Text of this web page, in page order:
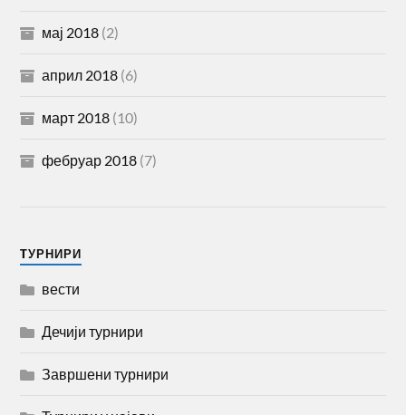
мај 2018 (2)
април 2018 (6)
март 2018 (10)
фебруар 2018 (7)
TУРНИРИ
вести
Дечији турнири
Завршени турнири